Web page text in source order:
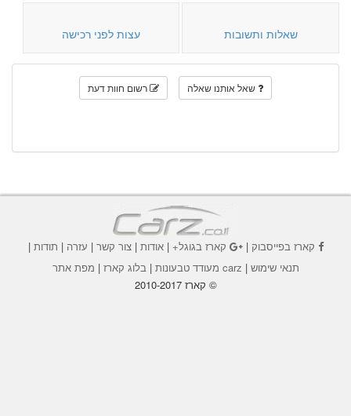
שאלות ותשובות עצות לפני רכישה
שאל אותנו שאלה רשום חוות דעת
קארז בפייסבוק| קארז בגוגל+|אודות |צור קשר | עזרה | תודות |
תנאי שימוש | carz מעודד טבעונות | בלוג קארז | מפת אתר
© קארז 2010-2017